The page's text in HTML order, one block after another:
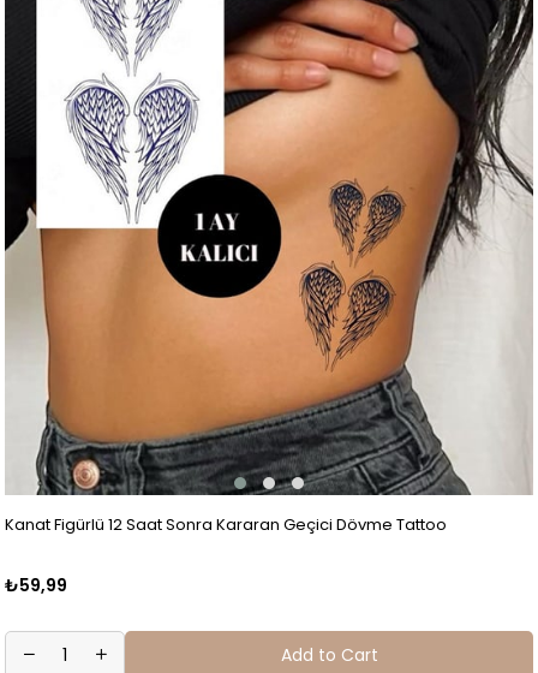
Kanat Figürlü 12 Saat Sonra Kararan Geçici Dövme Tattoo
₺59,99
Add to Cart